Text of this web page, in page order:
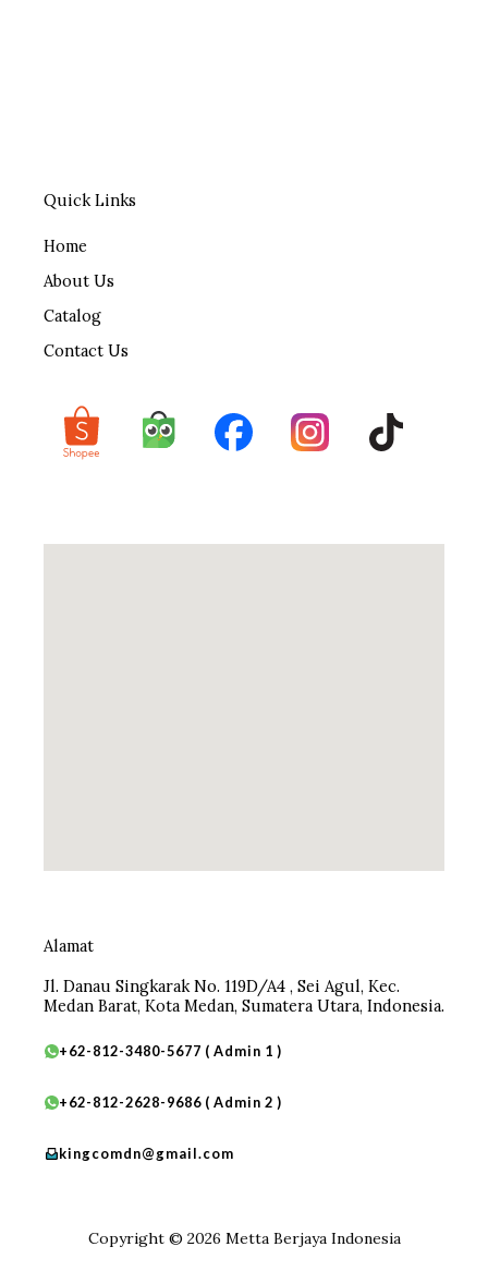
Quick Links
Home
About Us
Catalog
Contact Us
Alamat
Jl. Danau Singkarak No. 119D/A4 , Sei Agul, Kec.
Medan Barat, Kota Medan, Sumatera Utara, Indonesia.
+62-812-3480-5677 ( Admin 1 )
+62-812-2628-9686 ( Admin 2 )
kingcomdn@gmail.com
Copyright © 2026 Metta Berjaya Indonesia